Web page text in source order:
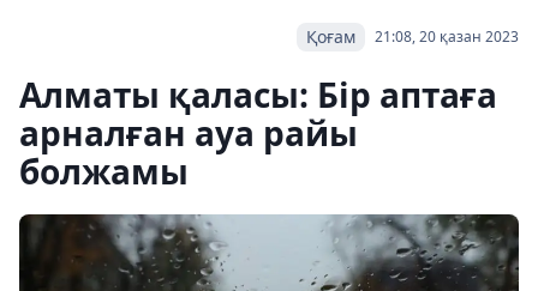
21:08, 20 қазан 2023
Қоғам
Алматы қаласы: Бір аптаға
арналған ауа райы
болжамы